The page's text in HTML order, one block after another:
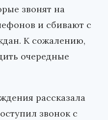
звонят на
и сбивают с
К сожалению,
очередные
рассказала
звонок с